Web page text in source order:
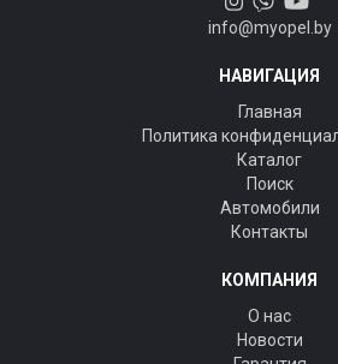
info@myopel.by
НАВИГАЦИЯ
Главная
Политика
Каталог
Поиск
Автомобили
Контакты
КОМПАНИЯ
О нас
Новости